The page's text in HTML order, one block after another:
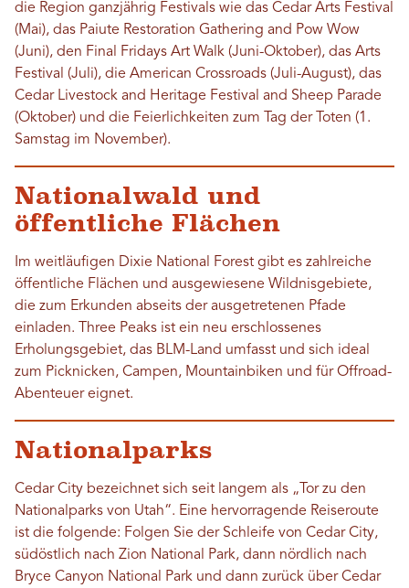
die Region ganzjährig Festivals wie das Cedar Arts Festival
(Mai), das Paiute Restoration Gathering and Pow Wow
(Juni), den Final Fridays Art Walk (Juni-Oktober), das Arts
Festival (Juli), die American Crossroads (Juli-August), das
Cedar Livestock and Heritage Festival and Sheep Parade
(Oktober) und die Feierlichkeiten zum Tag der Toten (1.
Samstag im November).
Nationalwald und
öffentliche Flächen
Im weitläufigen Dixie National Forest gibt es zahlreiche
öffentliche Flächen und ausgewiesene Wildnisgebiete,
die zum Erkunden abseits der ausgetretenen Pfade
einladen. Three Peaks ist ein neu erschlossenes
Erholungsgebiet, das BLM-Land umfasst und sich ideal
zum Picknicken, Campen, Mountainbiken und für Offroad-
Abenteuer eignet.
Nationalparks
Cedar City bezeichnet sich seit langem als „Tor zu den
Nationalparks von Utah“. Eine hervorragende Reiseroute
ist die folgende: Folgen Sie der Schleife von Cedar City,
südöstlich nach Zion National Park, dann nördlich nach
Bryce Canyon National Park und dann zurück über Cedar